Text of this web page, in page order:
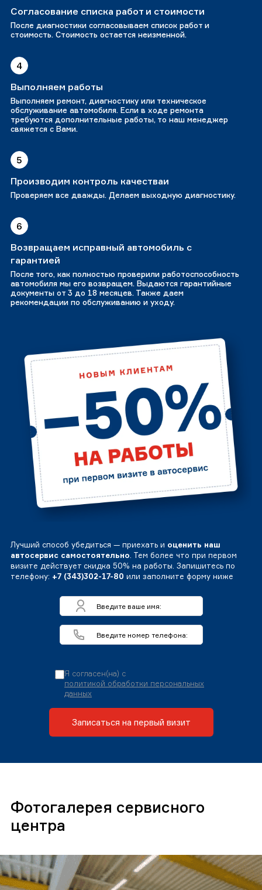
Согласование списка работ и стоимости
После диагностики согласовываем список работ и
стоимость. Стоимость остается неизменной.
4
Выполняем работы
Выполняем ремонт, диагностику или техническое
обслуживание автомобиля. Если в ходе ремонта
требуются дополнительные работы, то наш менеджер
свяжется с Вами.
5
Производим контроль качестваи
Проверяем все дважды. Делаем выходную диагностику.
6
Возвращаем исправный автомобиль с
гарантией
После того, как полностью проверили работоспособность
автомобиля мы его возвращем. Выдаются гарантийные
документы от 3 до 18 месяцев. Также даем
рекомендации по обслуживанию и уходу.
Лучший способ убедиться — приехать и оценить наш
автосервис самостоятельно. Тем более что при первом
визите действует скидка 50% на работы. Запишитесь по
телефону: +7 (343)302-17-80 или заполните форму ниже
Я согласен(на) с
политикой обработки персональных
данных
Записаться на первый визит
Фотогалерея сервисного
центра